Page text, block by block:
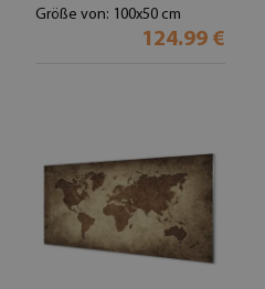
Größe von: 100x50 cm
124.99 €